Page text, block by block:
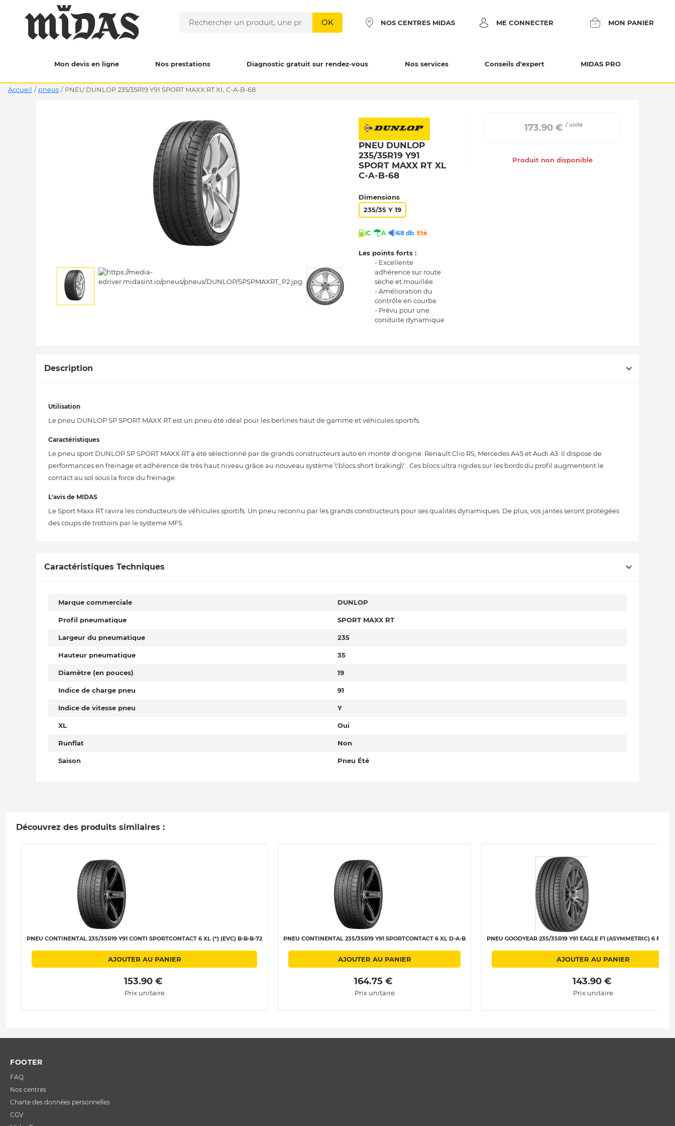
OK NOS CENTRES MIDAS ME CONNECTER MON PANIER
Mon devis en ligne Nos prestations Diagnostic gratuit sur rendez-vous Nos services Conseils d'expert MIDAS PRO
Accueil / pneus / PNEU DUNLOP 235/35R19 Y91 SPORT MAXX RT XL C-A-B-68
PNEU DUNLOP
235/35R19 Y91
SPORT MAXX RT XL
C-A-B-68
Dimensions
235/35 Y 19
C A 68 db Eté
Les points forts :
- Excellente
adhérence sur route
sèche et mouillée.
- Amélioration du
contrôle en courbe
- Prévu pour une
conduite dynamique
173.90 € / unité
Produit non disponible
Description
Utilisation
Le pneu DUNLOP SP SPORT MAXX RT est un pneu été idéal pour les berlines haut de gamme et véhicules sportifs.
Caractéristiques
Le pneu sport DUNLOP SP SPORT MAXX RT a été sélectionné par de grands constructeurs auto en monte d'origine: Renault Clio RS, Mercedes A45 et Audi A3. Il dispose de
performances en freinage et adhérence de très haut niveau grâce au nouveau système \"blocs short braking\" . Ces blocs ultra rigides sur les bords du profil augmentent le
contact au sol sous la force du freinage.
L'avis de MIDAS
Le Sport Maxx RT ravira les conducteurs de véhicules sportifs. Un pneu reconnu par les grands constructeurs pour ses qualités dynamiques. De plus, vos jantes seront protégées
des coups de trottoirs par le systeme MFS.
Caractéristiques Techniques
Marque commerciale DUNLOP
Profil pneumatique SPORT MAXX RT
Largeur du pneumatique 235
Hauteur pneumatique 35
Diamètre (en pouces) 19
Indice de charge pneu 91
Indice de vitesse pneu Y
XL Oui
Runflat Non
Saison Pneu Été
Découvrez des produits similaires :
PNEU CONTINENTAL 235/35R19 Y91 CONTI SPORTCONTACT 6 XL (*) (EVC) B-B-B-72
AJOUTER AU PANIER
153.90 €
Prix unitaire
PNEU CONTINENTAL 235/35R19 Y91 SPORTCONTACT 6 XL D-A-B
AJOUTER AU PANIER
164.75 €
Prix unitaire
PNEU GOODYEAR 235/35R19 Y91 EAGLE F1 (ASYMMETRIC) 6 FP
AJOUTER AU PANIER
143.90 €
Prix unitaire
FOOTER
FAQ
Nos centres
Charte des données personnelles
CGV